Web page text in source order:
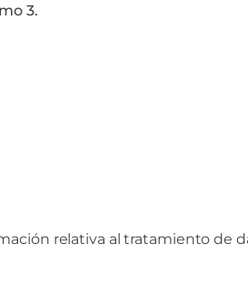
3.
relativa al tratamiento de